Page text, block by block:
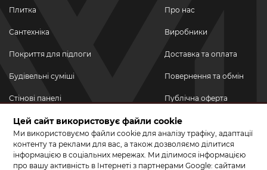
Плитка
Сантехніка
Покриття для підлоги
Будівельні суміші
Стінові панелі
Новинки
Акційні товари
Акції/Знижки
Про нас
Виробники
Доставка та оплата
Повернення та обмін
Публічна оферта
Політика
конфіденційності
Цей сайт використовує файли cookie
Ми використовуємо файли cookie для аналізу трафіку, адаптації
контенту та реклами для вас, а також дозволяємо ділитися
інформацією в соціальних мережах. Ми ділимося інформацією
про вашу активність в Інтернеті з партнерами Google: сайтами